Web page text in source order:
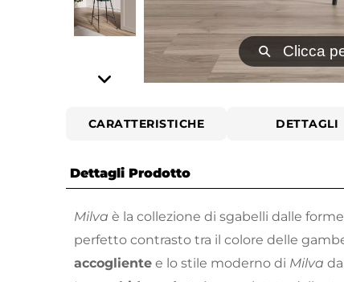
⚲ Clicca
CARATTERISTICHE DETTAGLI
Dettagli Prodotto
Milva è la collezione di sgabelli dalle
perfetto contrasto tra il colore delle
accogliente e lo stile moderno di Milva